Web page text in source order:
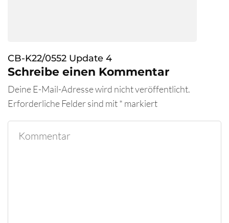
CB-K22/0552 Update 4
Schreibe einen Kommentar
Deine E-Mail-Adresse wird nicht veröffentlicht.
Erforderliche Felder sind mit* markiert